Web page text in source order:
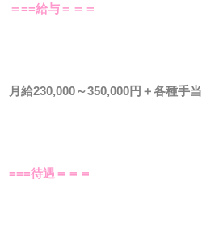
＝==給与＝＝＝
月給230,000～350,000円＋各種手当
===待遇＝＝＝